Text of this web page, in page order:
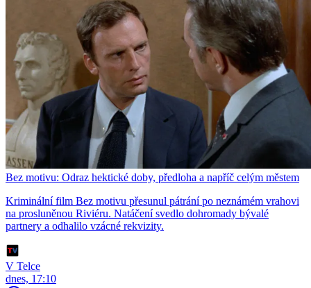
Bez motivu: Odraz hektické doby, předloha a napříč celým městem
Kriminální film Bez motivu přesunul pátrání po neznámém vrahovi
na prosluněnou Riviéru. Natáčení svedlo dohromady bývalé
partnery a odhalilo vzácné rekvizity.
V Telce
dnes, 17:10